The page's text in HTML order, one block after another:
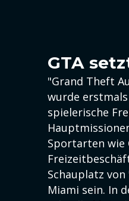
GTA
"Grand Theft
wurde
spielerische
Sportarten wie
Schauplatz
Miami sein. In